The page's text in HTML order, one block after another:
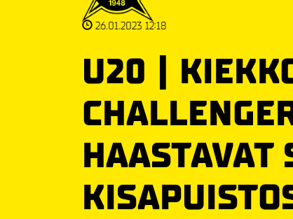
26.01.2023 12:18
U20 |
HAASTAVAT